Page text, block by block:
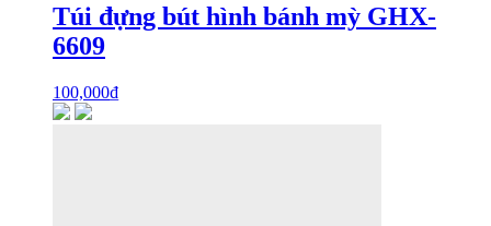
Túi đựng bút hình bánh mỳ GHX-
6609
100,000₫